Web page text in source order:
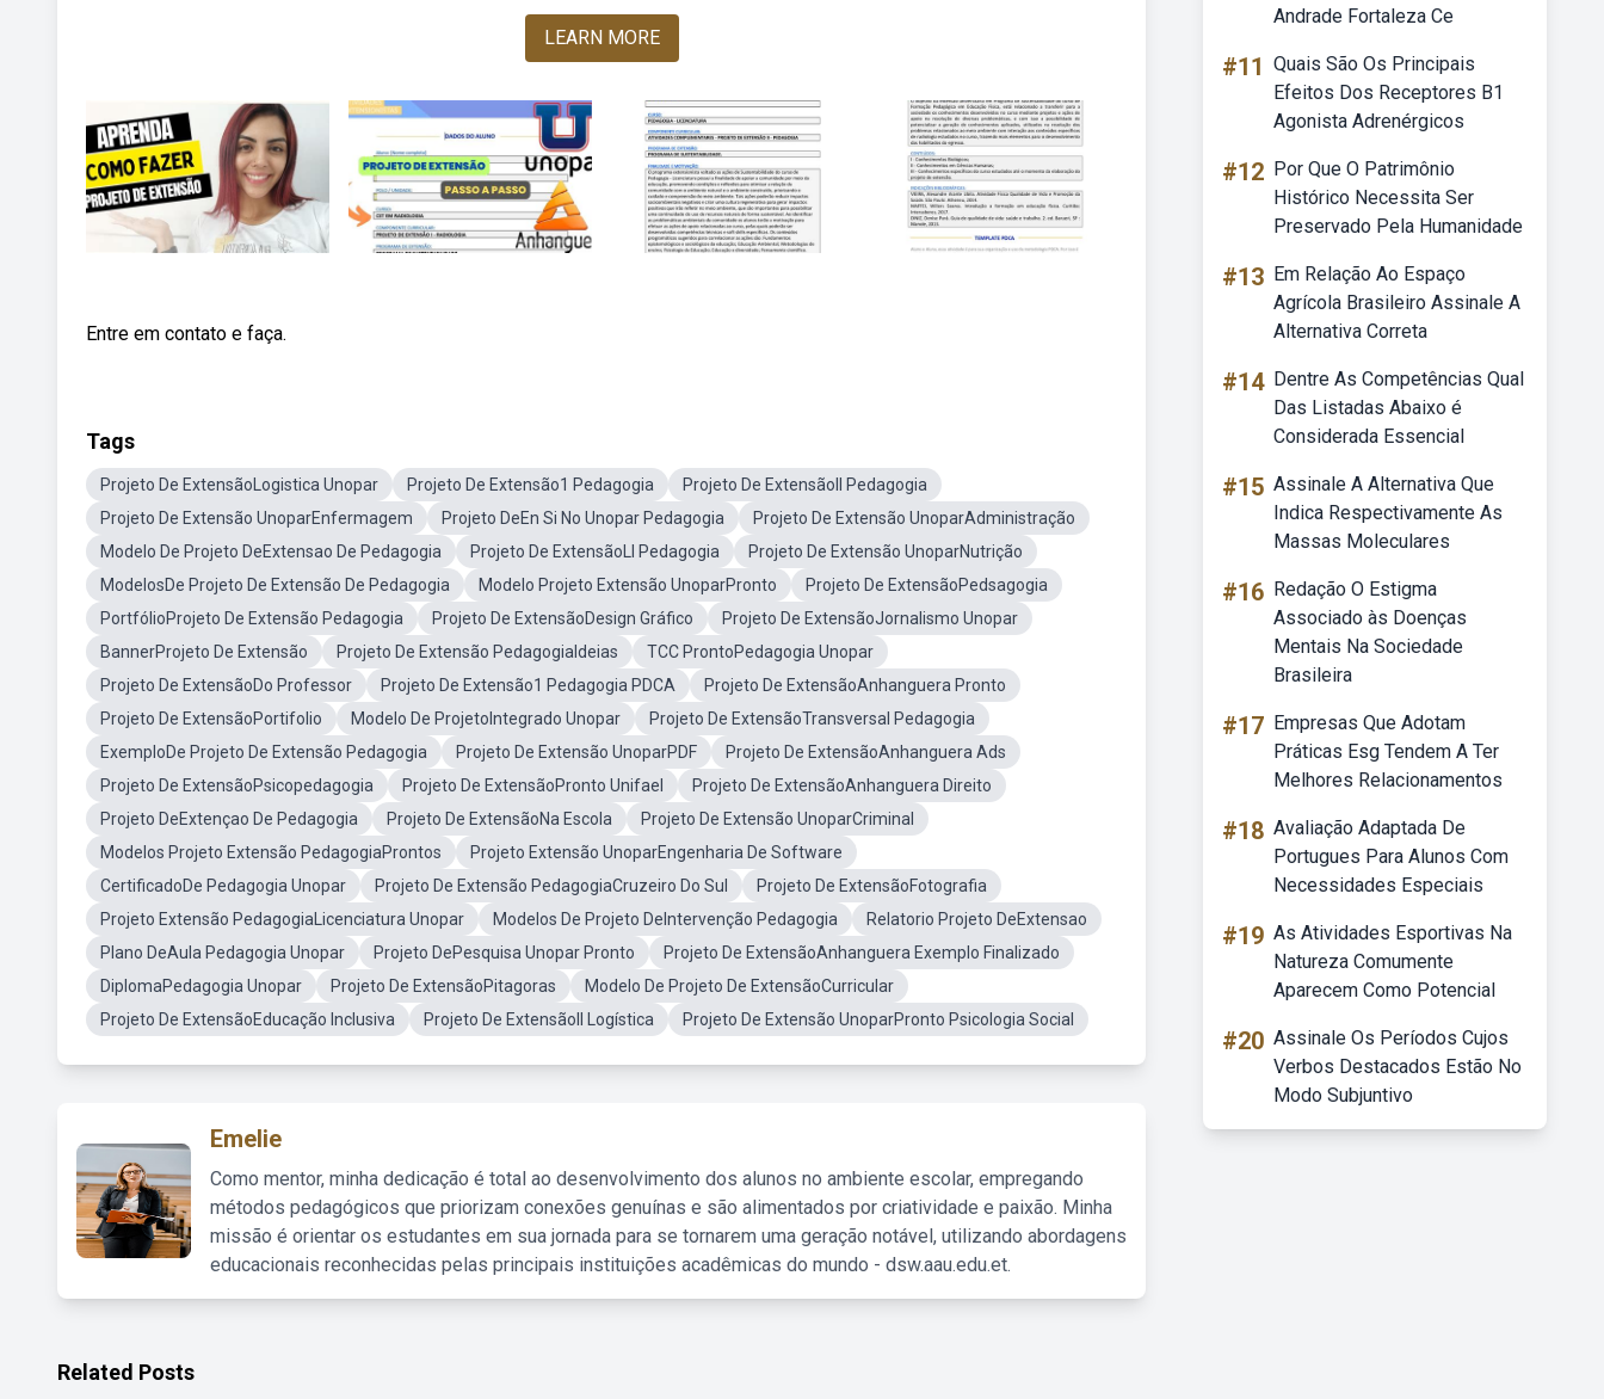
LEARN MORE
Entre em contato e faça.
Tags
Projeto De ExtensãoLogistica Unopar Projeto De Extensão1 Pedagogia
Projeto De ExtensãoII Pedagogia
Projeto De Extensão UnoparEnfermagem
Projeto DeEn Si No Unopar Pedagogia
Projeto De Extensão UnoparAdministração
Modelo De Projeto DeExtensao De Pedagogia
Projeto De ExtensãoLl Pedagogia
Projeto De Extensão UnoparNutrição
ModelosDe Projeto De Extensão De Pedagogia
Modelo Projeto Extensão UnoparPronto
Projeto De ExtensãoPedsagogia
PortfólioProjeto De Extensão Pedagogia
Projeto De ExtensãoDesign Gráfico
Projeto De ExtensãoJornalismo Unopar
BannerProjeto De Extensão
Projeto De Extensão PedagogiaIdeias
TCC ProntoPedagogia Unopar
Projeto De ExtensãoDo Professor
Projeto De Extensão1 Pedagogia PDCA
Projeto De ExtensãoAnhanguera Pronto
Projeto De ExtensãoPortifolio
Modelo De ProjetoIntegrado Unopar
Projeto De ExtensãoTransversal Pedagogia
ExemploDe Projeto De Extensão Pedagogia
Projeto De Extensão UnoparPDF
Projeto De ExtensãoAnhanguera Ads
Projeto De ExtensãoPsicopedagogia
Projeto De ExtensãoPronto Unifael
Projeto De ExtensãoAnhanguera Direito
Projeto DeExtençao De Pedagogia
Projeto De ExtensãoNa Escola
Projeto De Extensão UnoparCriminal
Modelos Projeto Extensão PedagogiaProntos
Projeto Extensão UnoparEngenharia De Software
CertificadoDe Pedagogia Unopar
Projeto De Extensão PedagogiaCruzeiro Do Sul
Projeto De ExtensãoFotografia
Projeto Extensão PedagogiaLicenciatura Unopar
Modelos De Projeto DeIntervenção Pedagogia
Relatorio Projeto DeExtensao
Plano DeAula Pedagogia Unopar
Projeto DePesquisa Unopar Pronto
Projeto De ExtensãoAnhanguera Exemplo Finalizado
DiplomaPedagogia Unopar
Projeto De ExtensãoPitagoras
Modelo De Projeto De ExtensãoCurricular
Projeto De ExtensãoEducação Inclusiva
Projeto De ExtensãoII Logística Projeto De Extensão UnoparPronto Psicologia Social
Emelie
Como mentor, minha dedicação é total ao desenvolvimento dos alunos no ambiente escolar, empregando
métodos pedagógicos que priorizam conexões genuínas e são alimentados por criatividade e paixão. Minha
missão é orientar os estudantes em sua jornada para se tornarem uma geração notável, utilizando abordagens
educacionais reconhecidas pelas principais instituições acadêmicas do mundo - dsw.aau.edu.et.
Andrade Fortaleza Ce
#11 Quais São Os Principais
Efeitos Dos Receptores B1
Agonista Adrenérgicos
#12 Por Que O Patrimônio
Histórico Necessita Ser
Preservado Pela Humanidade
#13 Em Relação Ao Espaço
Agrícola Brasileiro Assinale A
Alternativa Correta
#14 Dentre As Competências Qual
Das Listadas Abaixo é
Considerada Essencial
#15 Assinale A Alternativa Que
Indica Respectivamente As
Massas Moleculares
#16 Redação O Estigma
Associado às Doenças
Mentais Na Sociedade
Brasileira
#17 Empresas Que Adotam
Práticas Esg Tendem A Ter
Melhores Relacionamentos
#18 Avaliação Adaptada De
Portugues Para Alunos Com
Necessidades Especiais
#19 As Atividades Esportivas Na
Natureza Comumente
Aparecem Como Potencial
#20 Assinale Os Períodos Cujos
Verbos Destacados Estão No
Modo Subjuntivo
Related Posts